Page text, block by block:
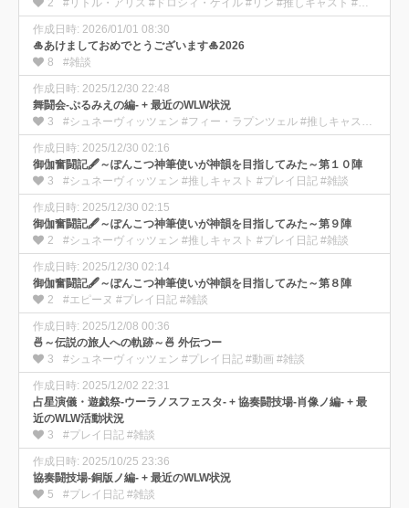
2
#リトル・アリス #ドロシィ・ゲイル #リン #推しキャスト #プレイ日記 #動画
作成日時: 2026/01/01 08:30
🎍あけましておめでとうございます🎍2026
8
#雑談
作成日時: 2025/12/30 22:48
舞闘会-ぷるみえの編- + 最近のWLW状況
3
#シュネーヴィッツェン #フィー・ラプンツェル #推しキャスト #プレイ日記 #動画 #雑談
作成日時: 2025/12/30 02:16
御伽奮闘記🖋️～ぽんこつ神筆使いが神韻を目指してみた～第１０陣
3
#シュネーヴィッツェン #推しキャスト #プレイ日記 #雑談
作成日時: 2025/12/30 02:15
御伽奮闘記🖋️～ぽんこつ神筆使いが神韻を目指してみた～第９陣
2
#シュネーヴィッツェン #推しキャスト #プレイ日記 #雑談
作成日時: 2025/12/30 02:14
御伽奮闘記🖋️～ぽんこつ神筆使いが神韻を目指してみた～第８陣
2
#エピーヌ #プレイ日記 #雑談
作成日時: 2025/12/08 00:36
🍜～伝説の旅人への軌跡～🍜 外伝つー
3
#シュネーヴィッツェン #プレイ日記 #動画 #雑談
作成日時: 2025/12/02 22:31
占星演儀・遊戯祭-ウーラノスフェスタ- + 協奏闘技場-肖像ノ編- + 最
近のWLW活動状況
3
#プレイ日記 #雑談
作成日時: 2025/10/25 23:36
協奏闘技場-銅版ノ編- + 最近のWLW状況
5
#プレイ日記 #雑談